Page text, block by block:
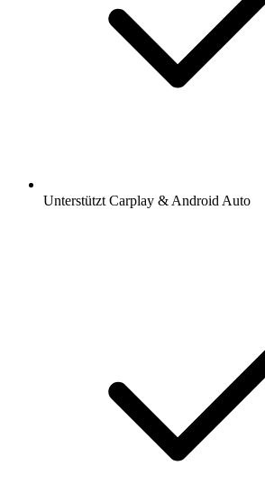
Unterstützt Carplay & Android Auto